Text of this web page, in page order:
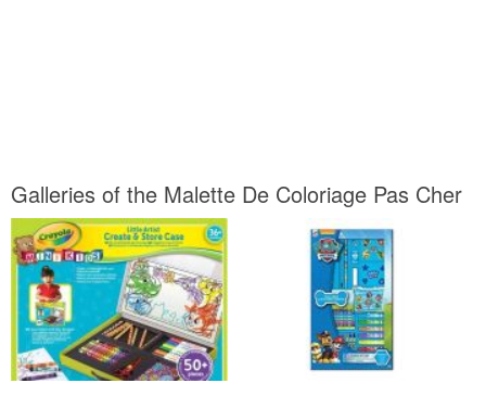
Galleries of the Malette De Coloriage Pas Cher